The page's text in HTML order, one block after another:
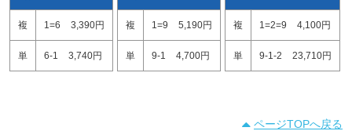
複 1=6 3,390円
単 6-1 3,740円
複 1=9 5,190円
単 9-1 4,700円
複 1=2=9 4,100円
単 9-1-2 23,710円
ページTOPへ戻る